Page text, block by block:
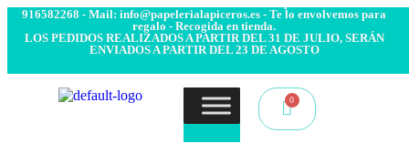
916582268 - Mail: info@papelerialapiceros.es - Te lo envolvemos para
regalo - Recogida en tienda.
LOS PEDIDOS REALIZADOS A PARTIR DEL 31 DE JULIO, SERÁN
ENVIADOS A PARTIR DEL 23 DE AGOSTO